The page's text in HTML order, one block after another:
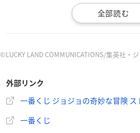
🦋全ラインナップ公開しました🦋
一番くじ
全ラインナップはこちら👉
©︎LUCKY LAND COMMUNICATIONS/集英社・
外部リンク
一番くじ ジョジョの奇妙な冒険 ス
一番くじ